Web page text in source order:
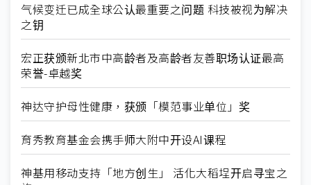
气候变迁已成全球公认最重要之问题 科技被视为解决
之钥
宏正获颁新北市中高龄者及高龄者友善职场认证最高
荣誉-卓越奖
神达守护母性健康，获颁「模范事业单位」奖
育秀教育基金会携手师大附中开设AI课程
神基用移动支持「地方创生」 活化大稻埕开启寻宝之